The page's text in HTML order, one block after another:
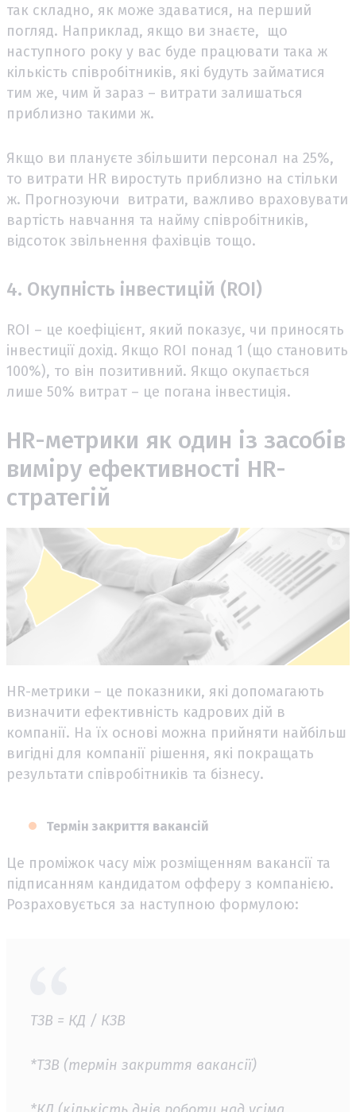
так складно, як може здаватися, на перший
погляд. Наприклад, якщо ви знаєте, що
наступного року у вас буде працювати така ж
кількість співробітників, які будуть займатися
тим же, чим й зараз – витрати залишаться
приблизно такими ж.
Якщо ви плануєте збільшити персонал на 25%,
то витрати HR виростуть приблизно на стільки
ж. Прогнозуючи витрати, важливо враховувати
вартість навчання та найму співробітників,
відсоток звільнення фахівців тощо.
4. Окупність інвестицій (ROI)
ROI – це коефіцієнт, який показує, чи приносять
інвестиції дохід. Якщо ROI понад 1 (що становить
100%), то він позитивний. Якщо окупається
лише 50% витрат – це погана інвестиція.
HR-метрики як один із засобів
виміру ефективності HR-
стратегій
HR-метрики – це показники, які допомагають
визначити ефективність кадрових дій в
компанії. На їх основі можна прийняти найбільш
вигідні для компанії рішення, які покращать
результати співробітників та бізнесу.
Термін закриття вакансій
Це проміжок часу між розміщенням вакансії та
підписанням кандидатом офферу з компанією.
Розраховується за наступною формулою:
ТЗВ = КД / КЗВ
*ТЗВ (термін закриття вакансії)